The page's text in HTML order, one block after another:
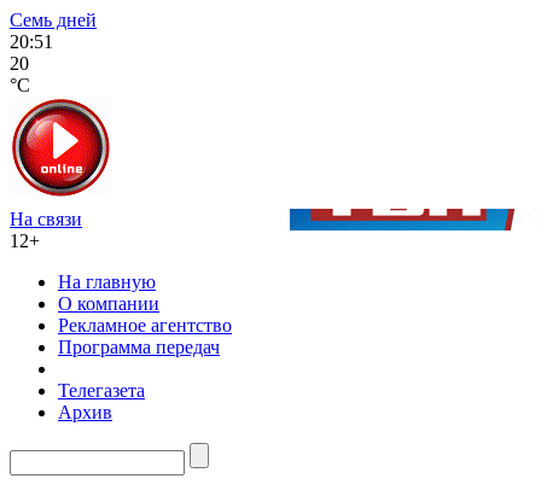
Семь дней
20:51
20
°C
На связи
12+
На главную
О компании
Рекламное агентство
Программа передач
Телегазета
Архив